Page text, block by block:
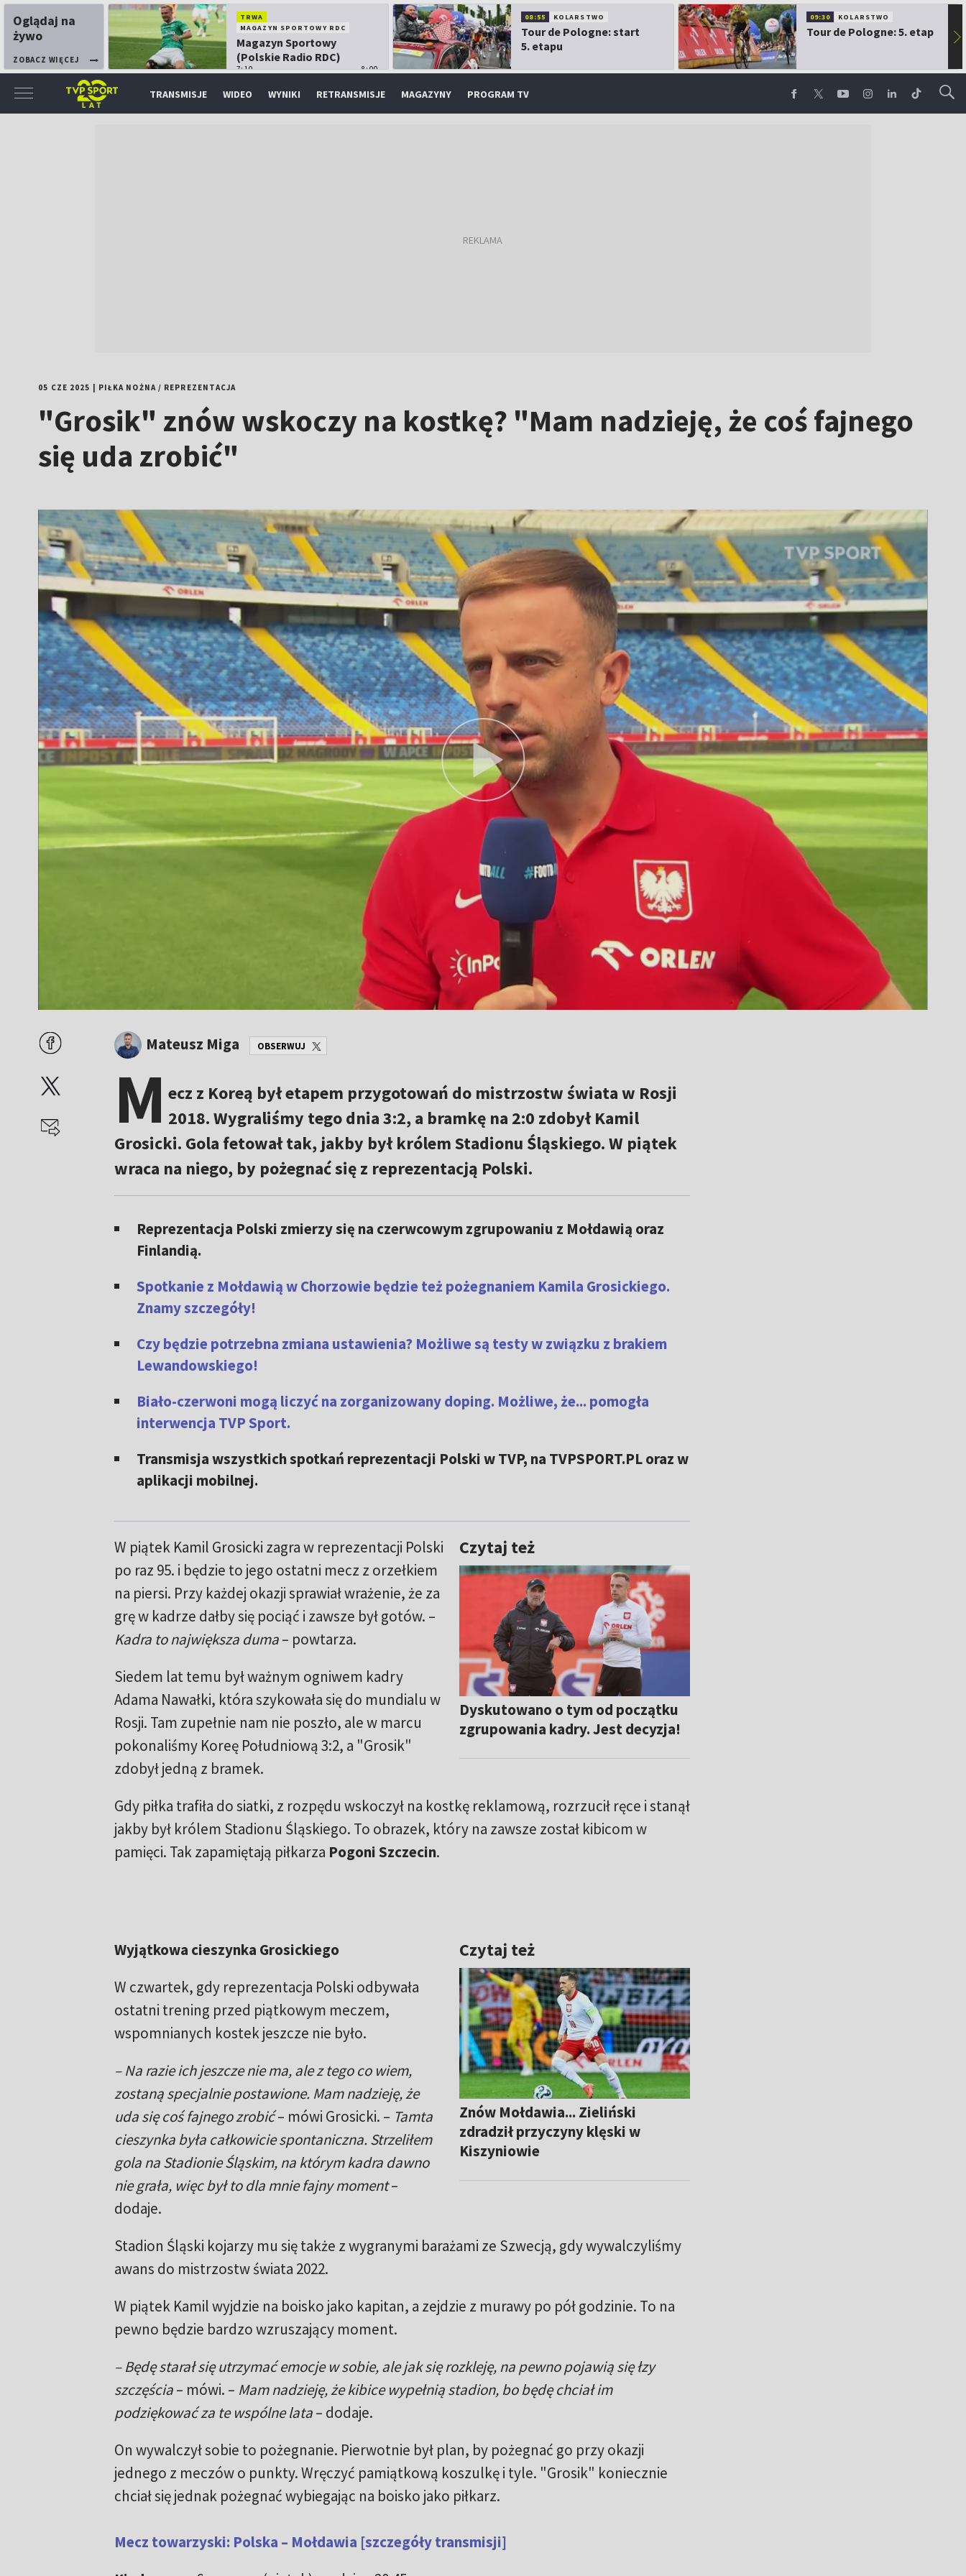
Oglądaj na
żywo
ZOBACZ WIĘCEJ
TRWA
MAGAZYN SPORTOWY RDC
Magazyn Sportowy
(Polskie Radio RDC)
7:10 8:00
08:55 KOLARSTWO
Tour de Pologne: start
5. etapu
09:30 KOLARSTWO
Tour de Pologne: 5. etap ▶
TRANSMISJE WIDEO WYNIKI RETRANSMISJE MAGAZYNY PROGRAM TV
05 CZE 2025 PIŁKA NOŻNA/ REPREZENTACJA
"Grosik" znów wskoczy na kostkę? "Mam nadzieję, że coś fajnego
się uda zrobić"
Mateusz Miga OBSERWUJ
M ecz z Koreą był etapem przygotowań do mistrzostw świata w Rosji
2018. Wygraliśmy tego dnia 3:2, a bramkę na 2:0 zdobył Kamil
Grosicki. Gola fetował tak, jakby był królem Stadionu Śląskiego. W piątek
wraca na niego, by pożegnać się z reprezentacją Polski.
Reprezentacja Polski zmierzy się na czerwcowym zgrupowaniu z Mołdawią oraz
Finlandią.
Spotkanie z Mołdawią w Chorzowie będzie też pożegnaniem Kamila Grosickiego.
Znamy szczegóły!
Czy będzie potrzebna zmiana ustawienia? Możliwe są testy w związku z brakiem
Lewandowskiego!
Biało-czerwoni mogą liczyć na zorganizowany doping. Możliwe, że... pomogła
interwencja TVP Sport.
Transmisja wszystkich spotkań reprezentacji Polski w TVP, na TVPSPORT.PL oraz w
aplikacji mobilnej.
Czytaj też
Dyskutowano o tym od początku
zgrupowania kadry. Jest decyzja!
W piątek Kamil Grosicki zagra w reprezentacji Polski
po raz 95. i będzie to jego ostatni mecz z orzełkiem
na piersi. Przy każdej okazji sprawiał wrażenie, że za
grę w kadrze dałby się pociąć i zawsze był gotów. –
Kadra to największa duma– powtarza.
Siedem lat temu był ważnym ogniwem kadry
Adama Nawałki, która szykowała się do mundialu w
Rosji. Tam zupełnie nam nie poszło, ale w marcu
pokonaliśmy Koreę Południową 3:2, a "Grosik"
zdobył jedną z bramek.
Gdy piłka trafiła do siatki, z rozpędu wskoczył na kostkę reklamową, rozrzucił ręce i stanął
jakby był królem Stadionu Śląskiego. To obrazek, który na zawsze został kibicom w
pamięci. Tak zapamiętają piłkarza Pogoni Szczecin.
Czytaj też
Znów Mołdawia... Zieliński
zdradził przyczyny klęski w
Kiszyniowie
Wyjątkowa cieszynka Grosickiego
W czwartek, gdy reprezentacja Polski odbywała
ostatni trening przed piątkowym meczem,
wspomnianych kostek jeszcze nie było.
– Na razie ich jeszcze nie ma, ale z tego co wiem,
zostaną specjalnie postawione. Mam nadzieję, że
uda się coś fajnego zrobić– mówi Grosicki. – Tamta
cieszynka była całkowicie spontaniczna. Strzeliłem
gola na Stadionie Śląskim, na którym kadra dawno
nie grała, więc był to dla mnie fajny moment–
dodaje.
Stadion Śląski kojarzy mu się także z wygranymi barażami ze Szwecją, gdy wywalczyliśmy
awans do mistrzostw świata 2022.
W piątek Kamil wyjdzie na boisko jako kapitan, a zejdzie z murawy po pół godzinie. To na
pewno będzie bardzo wzruszający moment.
– Będę starał się utrzymać emocje w sobie, ale jak się rozkleję, na pewno pojawią się łzy
szczęścia– mówi. – Mam nadzieję, że kibice wypełnią stadion, bo będę chciał im
podziękować za te wspólne lata– dodaje.
On wywalczył sobie to pożegnanie. Pierwotnie był plan, by pożegnać go przy okazji
jednego z meczów o punkty. Wręczyć pamiątkową koszulkę i tyle. "Grosik" koniecznie
chciał się jednak pożegnać wybiegając na boisko jako piłkarz.
Mecz towarzyski: Polska – Mołdawia [szczegóły transmisji]